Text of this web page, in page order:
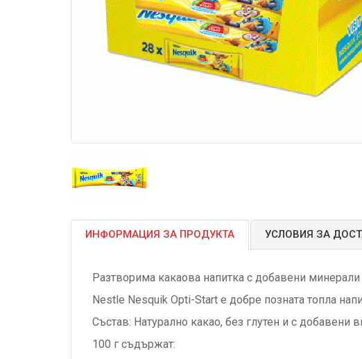
ИНФОРМАЦИЯ ЗА ПРОДУКТА УСЛОВИЯ ЗА
Разтворима какаова напитка с добавени
Nestle Nesquik Opti-Start е добре позната топла
Състав: Натурално какао, без глутен и с
100 г съдържат: